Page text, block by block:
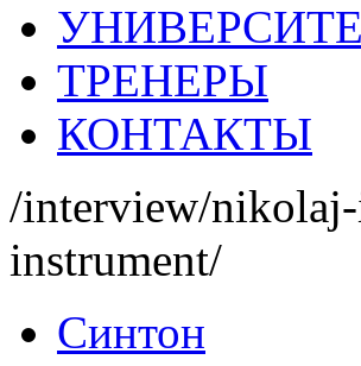
ТРЕНЕРЫ
КОНТАКТЫ
/interview/
instrument/
Синтон